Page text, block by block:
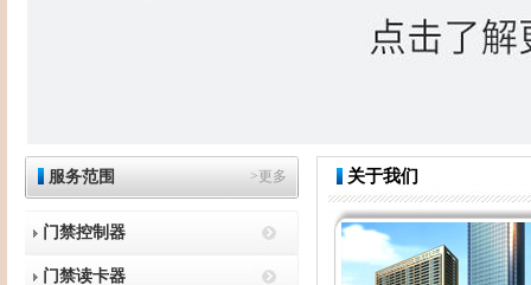
服务范围 >更多
门禁控制器
门禁读卡器
关于我们